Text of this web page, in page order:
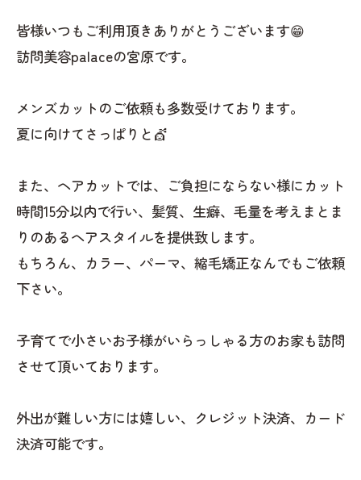
皆様いつもご利用頂きありがとうございます😁
訪問美容palaceの宮原です。
メンズカットのご依頼も多数受けております。
夏に向けてさっぱりと💇
また、ヘアカットでは、ご負担にならない様にカット
時間15分以内で行い、髪質、生癖、毛量を考えまとま
りのあるヘアスタイルを提供致します。
もちろん、カラー、パーマ、縮毛矯正なんでもご依頼
下さい。
子育てで小さいお子様がいらっしゃる方のお家も訪問
させて頂いております。
外出が難しい方には嬉しい、クレジット決済、カード
決済可能です。